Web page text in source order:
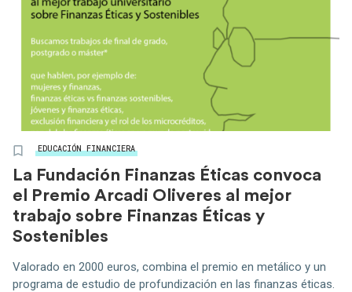
EDUCACIÓN FINANCIERA
La Fundación Finanzas Éticas convoca
el Premio Arcadi Oliveres al mejor
trabajo sobre Finanzas Éticas y
Sostenibles
Valorado en 2000 euros, combina el premio en metálico y un
programa de estudio de profundización en las finanzas éticas.